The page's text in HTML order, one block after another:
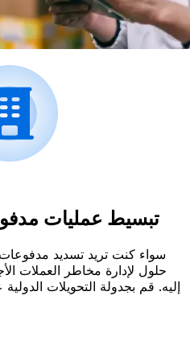
تبسيط عمليات
سواء كنت تريد تسديد
حلول لإدارة مخاطر العملات